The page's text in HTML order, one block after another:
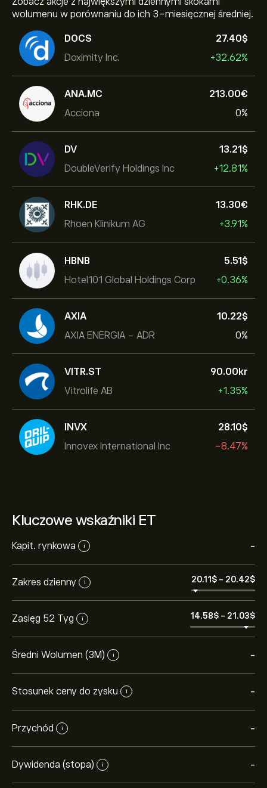
wolumenu w porównaniu do ich 3-miesięcznej średniej.
DOCS
Doximity Inc.
27.40‎$‎
+32.62%
ANA.MC
Acciona
213.00‎€‎
0%
DV
DoubleVerify Holdings Inc
13.21‎$‎
+12.81%
RHK.DE
Rhoen Klinikum AG
13.30‎€‎
+3.91%
HBNB
Hotel101 Global Holdings Corp
5.51‎$‎
+0.36%
AXIA
AXIA ENERGIA - ADR
10.22‎$‎
0%
VITR.ST
Vitrolife AB
90.00‎kr‎
+1.35%
INVX
Innovex International Inc
28.10‎$‎
-8.47%
Kluczowe wskaźniki ET
Kapit. rynkowa i -
Zakres dzienny i 20.11‎$‎ - 20.42‎$‎
Zasięg 52 Tyg i 14.58‎$‎ - 21.03‎$‎
Średni Wolumen (3M) i -
Stosunek ceny do zysku i -
Przychód i -
Dywidenda (stopa) i -